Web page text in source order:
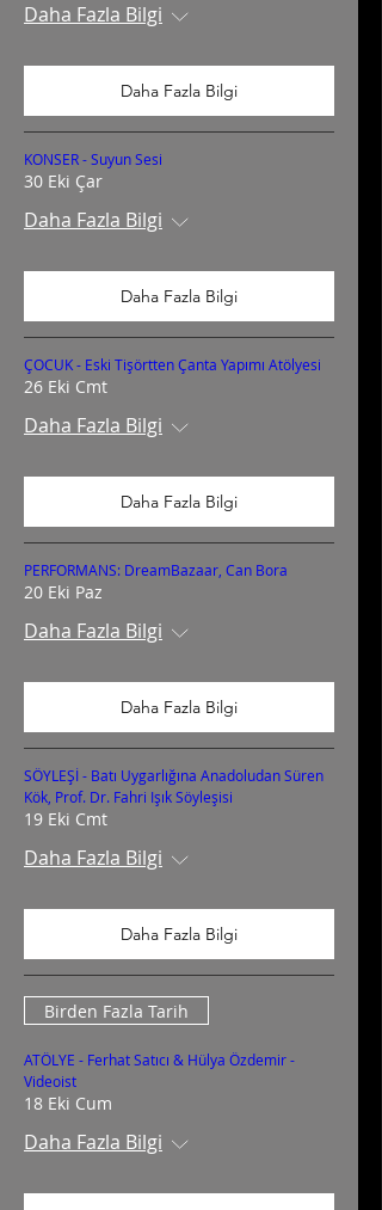
Daha Fazla Bilgi
Daha Fazla Bilgi
KONSER - Suyun Sesi
30 Eki Çar
Daha Fazla Bilgi
Daha Fazla Bilgi
ÇOCUK - Eski Tişörtten Çanta Yapımı Atölyesi
26 Eki Cmt
Daha Fazla Bilgi
Daha Fazla Bilgi
PERFORMANS: DreamBazaar, Can Bora
20 Eki Paz
Daha Fazla Bilgi
Daha Fazla Bilgi
SÖYLEŞİ - Batı Uygarlığına Anadoludan Süren
Kök, Prof. Dr. Fahri Işık Söyleşisi
19 Eki Cmt
Daha Fazla Bilgi
Daha Fazla Bilgi
Birden Fazla Tarih
ATÖLYE - Ferhat Satıcı & Hülya Özdemir -
Videoist
18 Eki Cum
Daha Fazla Bilgi